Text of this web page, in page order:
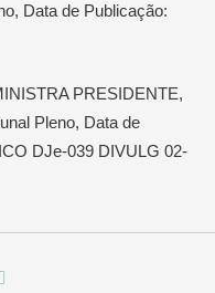
Data de Publicação:
PRESIDENTE,
Pleno, Data de
DJe-039 DIVULG 02-